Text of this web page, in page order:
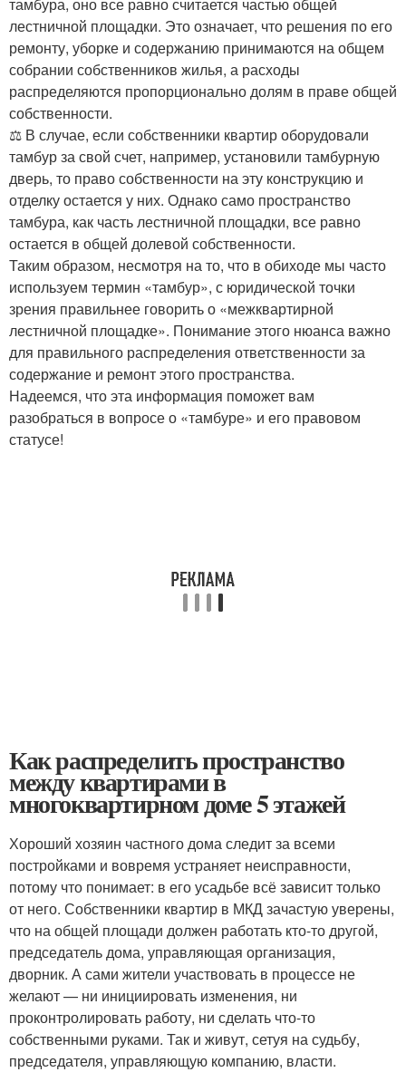
лестничной площадки. Это означает, что решения по его
ремонту, уборке и содержанию принимаются на общем
собрании собственников жилья, а расходы
распределяются пропорционально долям в праве общей
собственности.
⚖️ В случае, если собственники квартир оборудовали
тамбур за свой счет, например, установили тамбурную
дверь, то право собственности на эту конструкцию и
отделку остается у них. Однако само пространство
тамбура, как часть лестничной площадки, все равно
остается в общей долевой собственности.
Таким образом, несмотря на то, что в обиходе мы часто
используем термин «тамбур», с юридической точки
зрения правильнее говорить о «межквартирной
лестничной площадке». Понимание этого нюанса важно
для правильного распределения ответственности за
содержание и ремонт этого пространства.
Надеемся, что эта информация поможет вам
разобраться в вопросе о «тамбуре» и его правовом
статусе!
Как распределить пространство
между квартирами в
многоквартирном доме 5 этажей
Хороший хозяин частного дома следит за всеми
постройками и вовремя устраняет неисправности,
потому что понимает: в его усадьбе всё зависит только
от него. Собственники квартир в МКД зачастую уверены,
что на общей площади должен работать кто-то другой,
председатель дома, управляющая организация,
дворник. А сами жители участвовать в процессе не
желают — ни инициировать изменения, ни
проконтролировать работу, ни сделать что-то
собственными руками. Так и живут, сетуя на судьбу,
председателя, управляющую компанию, власти.